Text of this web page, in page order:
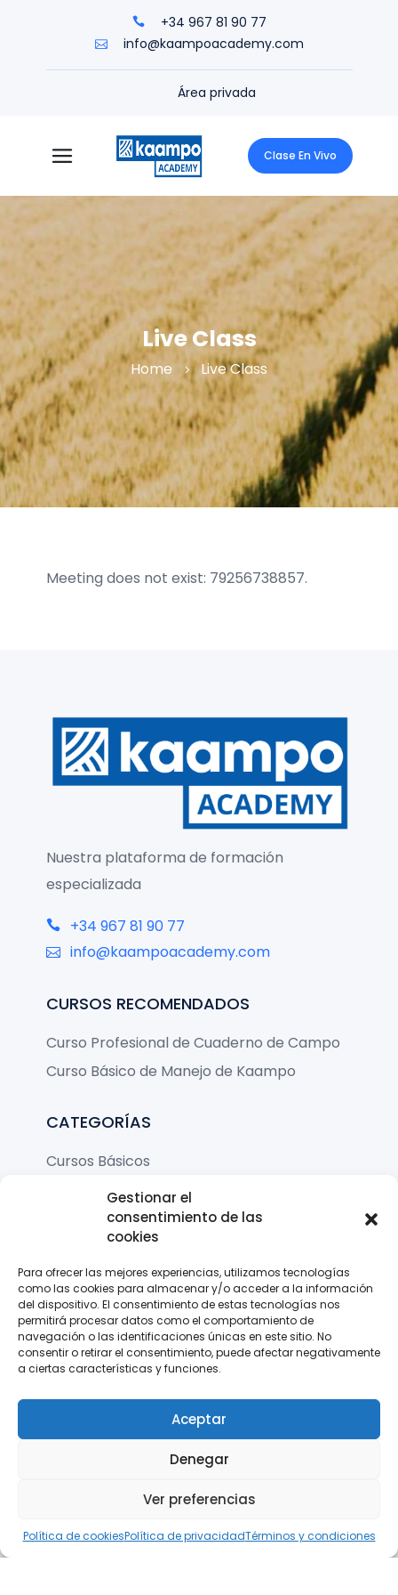
Gestionar el
consentimiento de las
cookies
Para ofrecer las mejores experiencias, utilizamos tecnologías
como las cookies para almacenar y/o acceder a la información
del dispositivo. El consentimiento de estas tecnologías nos
permitirá procesar datos como el comportamiento de
navegación o las identificaciones únicas en este sitio. No
consentir o retirar el consentimiento, puede afectar negativamente
a ciertas características y funciones.
Aceptar
Denegar
Ver preferencias
Política de cookiesPolítica de privacidadTérminos y condiciones
+34 967 81 90 77
info@kaampoacademy.com
Área privada
Clase En Vivo
Live Class
Home Live Class
Meeting does not exist: 79256738857.
Nuestra plataforma de formación
especializada
+34 967 81 90 77
info@kaampoacademy.com
CURSOS RECOMENDADOS
Curso Profesional de Cuaderno de Campo
Curso Básico de Manejo de Kaampo
CATEGORÍAS
Cursos Básicos
Cursos Avanzados
ACCESOS RÁPIDOS
Clase en vivo
Términos y Condiciones
Política de Privacidad
Política de cookies (UE)
Innovación.